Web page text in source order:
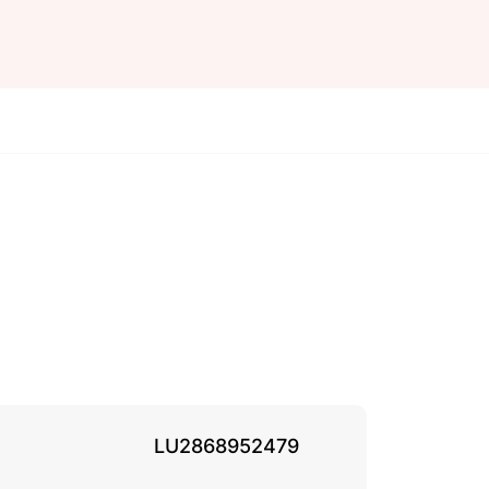
LU2868952479